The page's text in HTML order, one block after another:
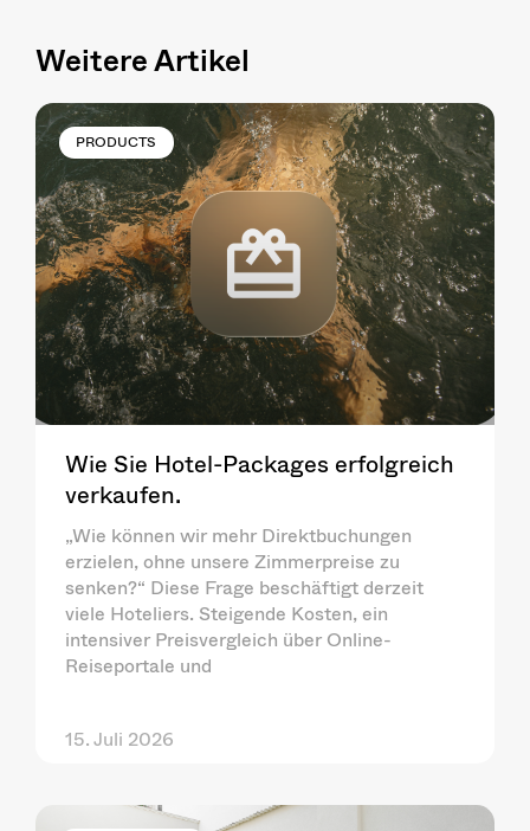
Weitere Artikel
PRODUCTS
Wie Sie Hotel-Packages erfolgreich
verkaufen.
„Wie können wir mehr Direktbuchungen
erzielen, ohne unsere Zimmerpreise zu
senken?“ Diese Frage beschäftigt derzeit
viele Hoteliers. Steigende Kosten, ein
intensiver Preisvergleich über Online-
Reiseportale und
15. Juli 2026